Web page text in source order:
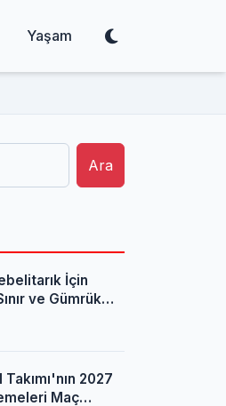
Yaşam
Ara
İçin
ve Gümrük
2027
Maç